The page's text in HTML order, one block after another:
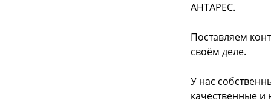
АНТАРЕС.
Поставляем
своём деле.
У нас
качественные и